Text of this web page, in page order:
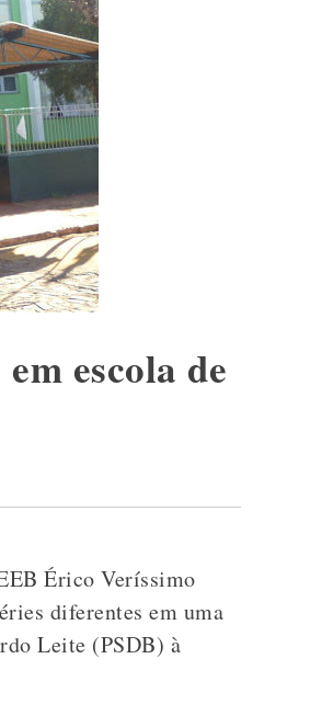
escola de
Érico Veríssimo
diferentes em uma
Leite (PSDB) à